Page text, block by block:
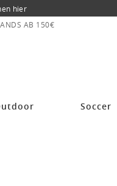
hier
AB 150€
Soccer